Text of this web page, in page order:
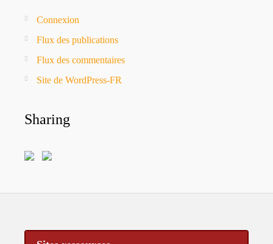
Connexion
Flux des publications
Flux des commentaires
Site de WordPress-FR
Sharing